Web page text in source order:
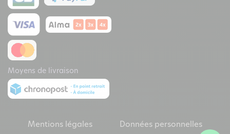
Moyens de livraison
Mentions légales Données personnelles